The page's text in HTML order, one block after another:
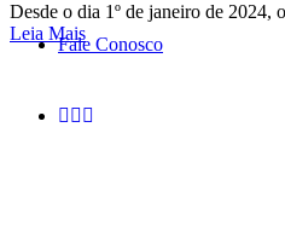
Fale Conosco
Desde o dia 1º de janeiro de 2024,
Leia Mais